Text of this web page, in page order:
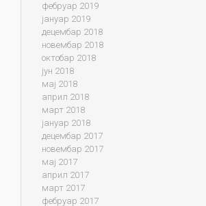
фебруар 2019
јануар 2019
децембар 2018
новембар 2018
октобар 2018
јун 2018
мај 2018
април 2018
март 2018
јануар 2018
децембар 2017
новембар 2017
мај 2017
април 2017
март 2017
фебруар 2017